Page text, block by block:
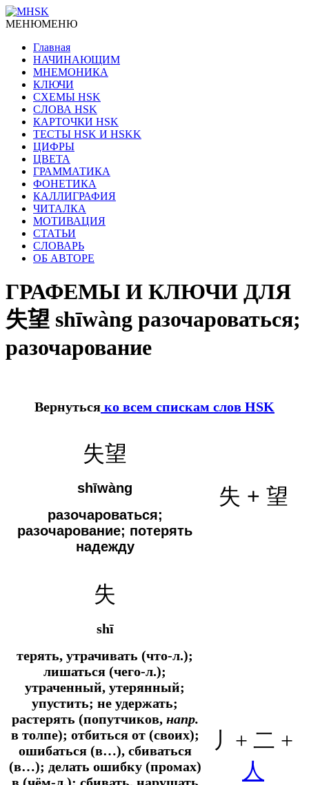
МЕНЮМЕНЮ
Главная
НАЧИНАЮЩИМ
МНЕМОНИКА
КЛЮЧИ
СХЕМЫ HSK
СЛОВА HSK
КАРТОЧКИ HSK
ТЕСТЫ HSK И HSKK
ЦИФРЫ
ЦВЕТА
ГРАММАТИКА
ФОНЕТИКА
КАЛЛИГРАФИЯ
ЧИТАЛКА
МОТИВАЦИЯ
СТАТЬИ
СЛОВАРЬ
ОБ АВТОРЕ
ГРАФЕМЫ И КЛЮЧИ ДЛЯ
失望 shīwàng разочароваться;
разочарование
Вернуться ко всем спискам слов HSK
失望
shīwàng
разочароваться;
разочарование; потерять
надежду
失 + 望
失
shī
терять, утрачивать (что-л.);
лишаться (чего-л.);
утраченный, утерянный;
упустить; не удержать;
растерять (попутчиков, напр.
в толпе); отбиться от (своих);
ошибаться (в…), сбиваться
(в…); делать ошибку (промах)
丿+ 二 +
人